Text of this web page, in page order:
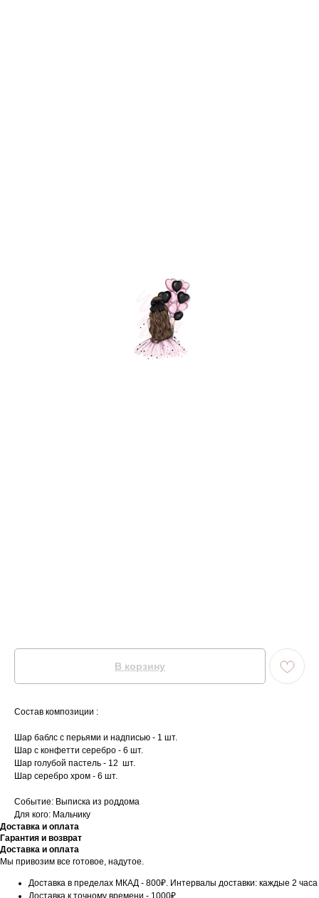
В корзину
Состав композиции :
Шар баблс с перьями и надписью - 1 шт.
Шар с конфетти серебро - 6 шт.
Шар голубой пастель - 12 шт.
Шар серебро хром - 6 шт.
Событие: Выписка из роддома
Для кого: Мальчику
Доставка и оплата
Гарантия и возврат
Доставка и оплата
Мы привозим все готовое, надутое.
Доставка в пределах МКАД - 800₽. Интервалы доставки: каждые 2 часа